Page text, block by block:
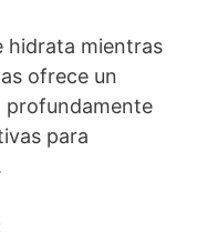
hidrata mientras
ofrece un
profundamente
para